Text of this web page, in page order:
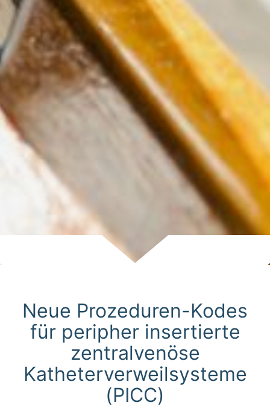
Neue Prozeduren-Kodes
für peripher insertierte
zentralvenöse
Katheterverweilsysteme
(PICC)